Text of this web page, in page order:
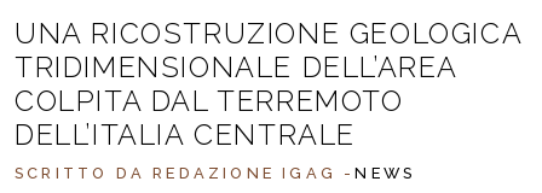
UNA RICOSTRUZIONE GEOLOGICA
TRIDIMENSIONALE DELL’AREA
COLPITA DAL TERREMOTO
DELL’ITALIA CENTRALE
SCRITTO DA REDAZIONE IGAG -NEWS